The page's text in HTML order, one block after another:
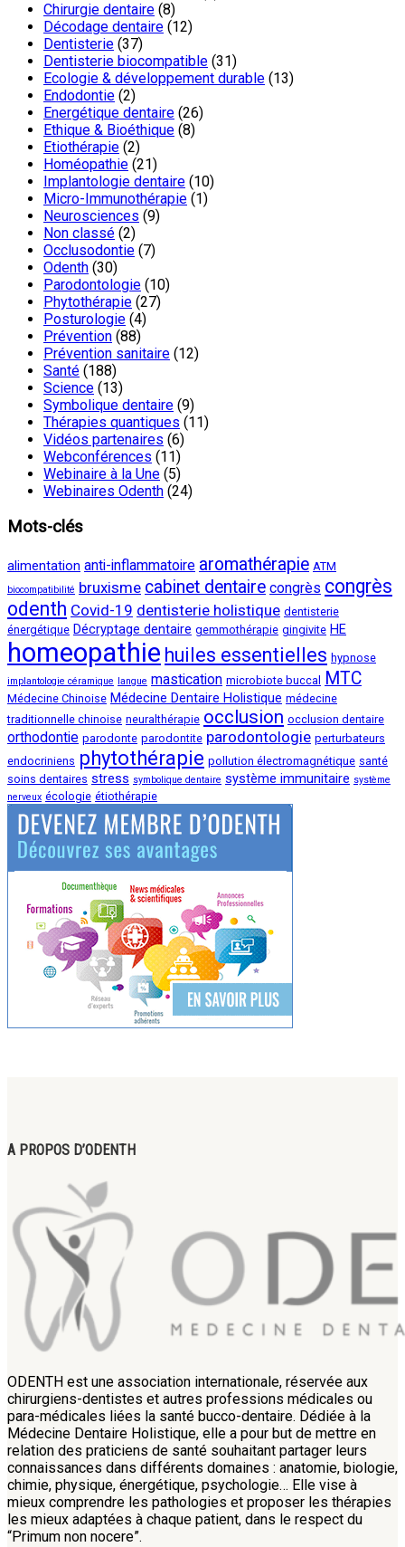
Chirurgie dentaire (8)
Décodage dentaire (12)
Dentisterie (37)
Dentisterie biocompatible (31)
Ecologie & développement durable (13)
Endodontie (2)
Energétique dentaire (26)
Ethique & Bioéthique (8)
Etiothérapie (2)
Homéopathie (21)
Implantologie dentaire (10)
Micro-Immunothérapie (1)
Neurosciences (9)
Non classé (2)
Occlusodontie (7)
Odenth (30)
Parodontologie (10)
Phytothérapie (27)
Posturologie (4)
Prévention (88)
Prévention sanitaire (12)
Santé (188)
Science (13)
Symbolique dentaire (9)
Thérapies quantiques (11)
Vidéos partenaires (6)
Webconférences (11)
Webinaire à la Une (5)
Webinaires Odenth (24)
Mots-clés
alimentation anti-inflammatoire aromathérapie ATM
biocompatibilité bruxisme cabinet dentaire congrès congrès
odenth Covid-19 dentisterie holistique dentisterie
énergétique Décryptage dentaire gemmothérapie gingivite HE
homeopathie huiles essentielles hypnose
implantologie céramique langue mastication microbiote buccal MTC
Médecine Chinoise Médecine Dentaire Holistique médecine
traditionnelle chinoise neuralthérapie occlusion occlusion dentaire
orthodontie parodonte parodontite parodontologie perturbateurs
endocriniens phytothérapie pollution électromagnétique santé
soins dentaires stress symbolique dentaire système immunitaire système
nerveux écologie étiothérapie
A PROPOS D’ODENTH
ODENTH est une association internationale, réservée aux
chirurgiens-dentistes et autres professions médicales ou
para-médicales liées la santé bucco-dentaire. Dédiée à la
Médecine Dentaire Holistique, elle a pour but de mettre en
relation des praticiens de santé souhaitant partager leurs
connaissances dans différents domaines : anatomie, biologie,
chimie, physique, énergétique, psychologie… Elle vise à
mieux comprendre les pathologies et proposer les thérapies
les mieux adaptées à chaque patient, dans le respect du
“Primum non nocere”.